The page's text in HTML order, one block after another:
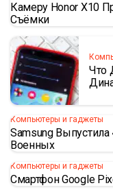
Камеру Honor X10
Съёмки
Что
Компьютеры и гаджеты
Samsung
Военных
Компьютеры и гаджеты
Смартфон Google